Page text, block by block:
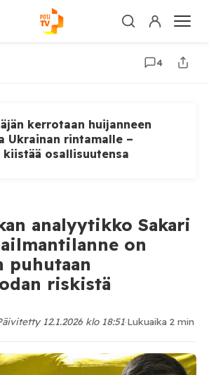
4
kerrotaan huijanneen
Ukrainan rintamalle –
osallisuutensa
analyytikko Sakari
on
puhutaan
riskistä
12.1.2026 klo 18:51·Lukuaika 2 min